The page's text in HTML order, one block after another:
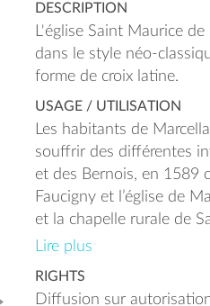
DESCRIPTION
L'église Saint Maurice
dans le style néo-
forme de croix latine.
USAGE / UTILISATION
Les habitants de
souffrir des différentes
et des Bernois, en 1589
Faucigny et l’église de
et la chapelle rurale de
les confins de Contamine
Lire plus
RIGHTS
Diffusion sur